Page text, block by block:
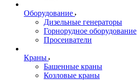
Оборудование
Дизельные генераторы
Горнорудное оборудование
Просеиватели
Краны
Башенные краны
Козловые краны